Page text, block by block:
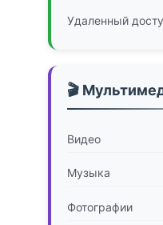
Удаленный
🎬
Видео
Музыка
Фотографии